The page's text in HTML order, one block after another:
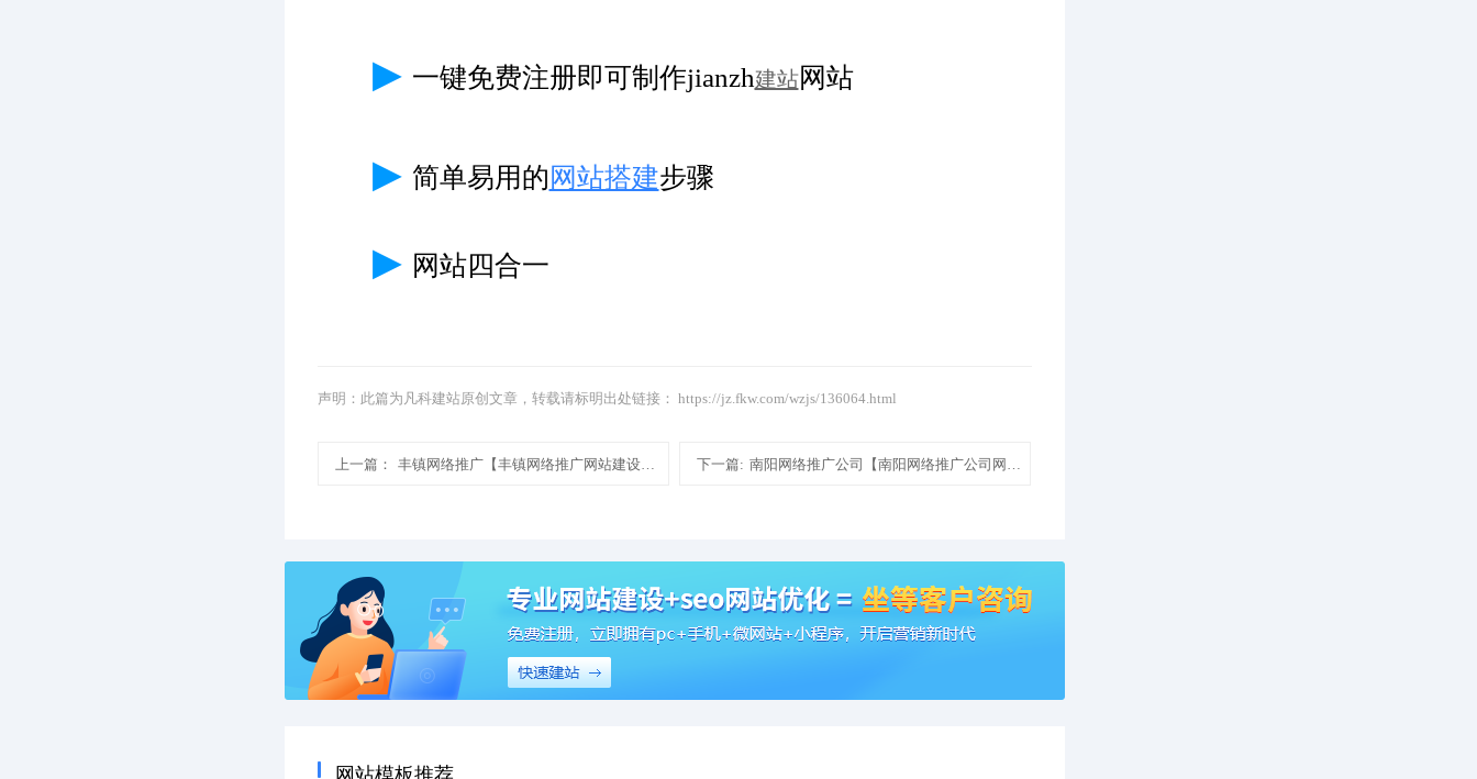
▶ 一键免费注册即可制作jianzh建站网站
▶ 简单易用的 网站搭建步骤
▶ 网站四合一
声明：此篇为凡科建站原创文章，转载请标明出处链接： https://jz.fkw.com/wzjs/136064.html
上一篇： 丰镇网络推广【丰镇网络推广网站建设制作模板建站】
下一篇: 南阳网络推广公司【南阳网络推广公司网站建设制作模板建站】